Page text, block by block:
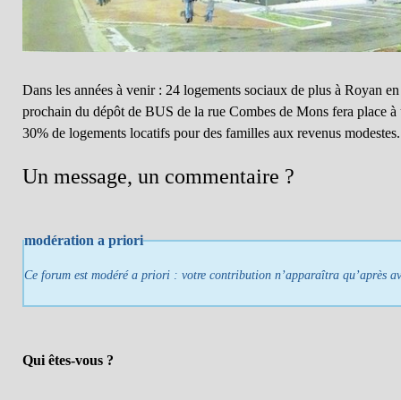
Dans les années à venir : 24 logements sociaux de plus à Royan
prochain du dépôt de BUS de la rue Combes de Mons fera place
30% de logements locatifs pour des familles aux revenus modestes.
Un message, un commentaire ?
modération a priori
Ce forum est modéré a priori : votre contribution n’apparaîtra qu’après
Qui êtes-vous ?